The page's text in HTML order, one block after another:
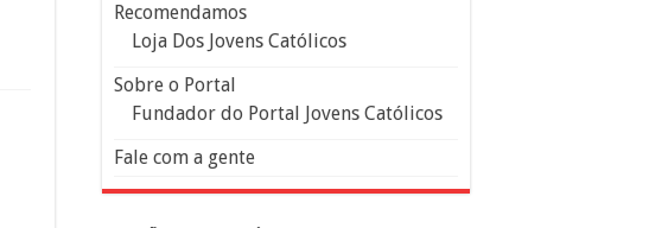
Recomendamos
Loja Dos Jovens Católicos
Sobre o Portal
Fundador do Portal Jovens Católicos
Fale com a gente